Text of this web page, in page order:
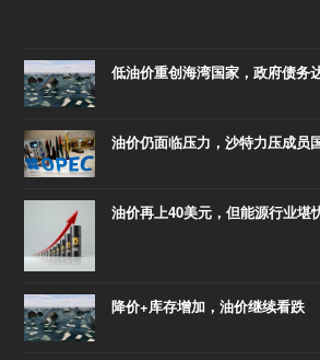
低油价重创海湾国家，政府债务
油价仍面临压力，沙特力压成员
油价再上40美元，但能源行业堪
降价+库存增加，油价继续看跌